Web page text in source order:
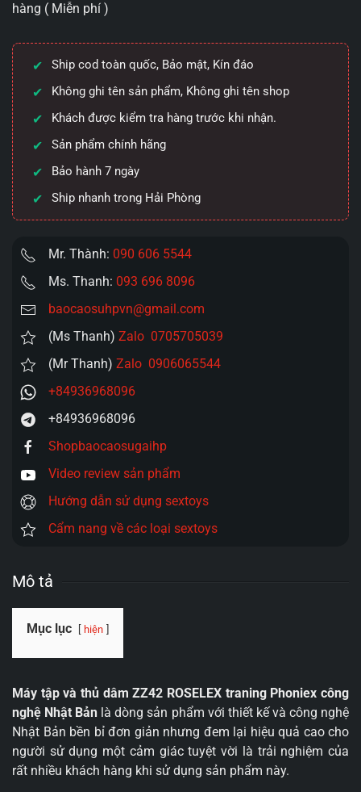
ZZ42
traning
Phoniex
công
nghệ
Nhật
Bản
số
lượng
hàng ( Miễn phí )
Ship cod toàn quốc, Bảo mật, Kín đáo
Không ghi tên sản phẩm, Không ghi tên shop
Khách được kiểm tra hàng trước khi nhận.
Sản phẩm chính hãng
Bảo hành 7 ngày
Ship nhanh trong Hải Phòng
Mr. Thành: 090 606 5544
Ms. Thanh: 093 696 8096
baocaosuhpvn@gmail.com
(Ms Thanh) Zalo 0705705039
(Mr Thanh) Zalo 0906065544
+84936968096
+84936968096
Shopbaocaosugaihp
Video review sản phẩm
Hướng dẫn sử dụng sextoys
Cẩm nang về các loại sextoys
Mô tả
Mục lục hiện
Máy tập và thủ dâm ZZ42 ROSELEX traning Phoniex công
nghệ Nhật Bản là dòng sản phẩm với thiết kế và công nghệ
Nhật Bản bền bỉ đơn giản nhưng đem lại hiệu quả cao cho
người sử dụng một cảm giác tuyệt vời là trải nghiệm của
rất nhiều khách hàng khi sử dụng sản phẩm này.